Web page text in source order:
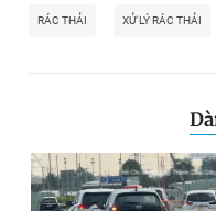
RÁC THẢI XỬ LÝ RÁC THẢI